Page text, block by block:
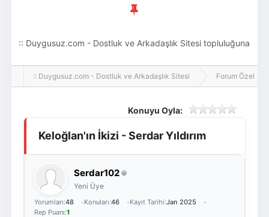
Giriş Yap Üye Ol
:: Duygusuz.com - Dostluk ve Arkadaşlık Sitesi topluluğuna
hoş geldin ziyaretçi! Aramıza katılmak istersen kayıt
:: Duygusuz.com - Dostluk ve Arkadaşlık Sitesi Forum Özel
Konuyu Oyla:
Keloğlan'ın İkizi - Serdar Yıldırım
Serdar102
Yeni Üye
Yorumları:48 Konuları:46 Kayıt Tarihi:Jan 2025
Rep Puanı:1